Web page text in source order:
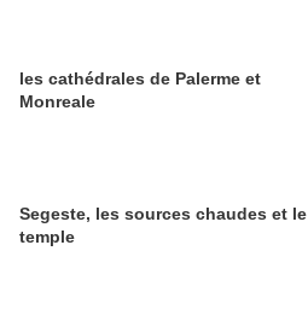
les cathédrales de Palerme et
Monreale
Segeste, les sources chaudes et le
temple